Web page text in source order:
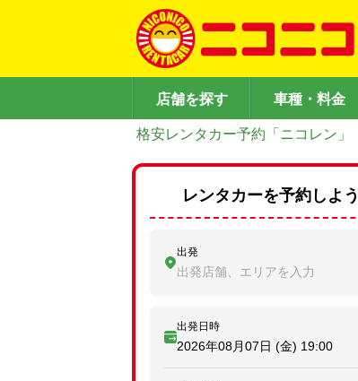
店舗を探す 車種・料金
格安レンタカー予約「ニコレン」
レンタカーを予約しよう
出発
出発店舗、エリアを入力
出発日時
2026年08月07日 (金) 19:00